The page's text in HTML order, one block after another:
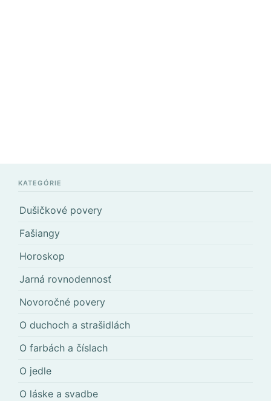
KATEGÓRIE
Dušičkové povery
Fašiangy
Horoskop
Jarná rovnodennosť
Novoročné povery
O duchoch a strašidlách
O farbách a číslach
O jedle
O láske a svadbe